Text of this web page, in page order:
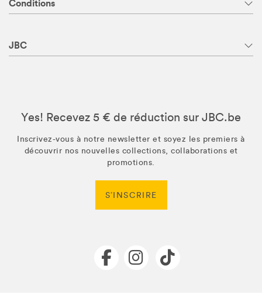
Conditions
JBC
Yes! Recevez 5 € de réduction sur JBC.be
Inscrivez-vous à notre newsletter et soyez les premiers à
découvrir nos nouvelles collections, collaborations et
promotions.
S’INSCRIRE